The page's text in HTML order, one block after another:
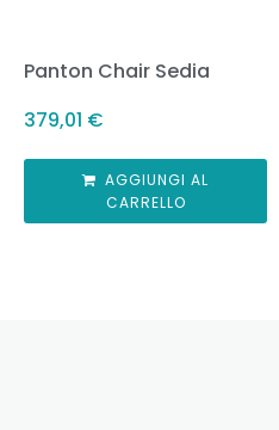
Panton Chair Sedia
379,01 €
AGGIUNGI AL
CARRELLO